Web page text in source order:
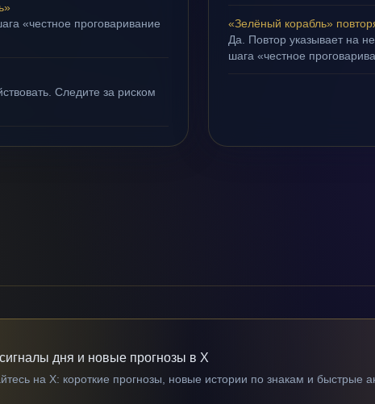
«честное проговаривание
Следите за риском
«Зелёный корабль»
Да. Повтор указывает на
шага «честное
дня и новые прогнозы в X
на X: короткие прогнозы, новые истории по знакам и быстрые